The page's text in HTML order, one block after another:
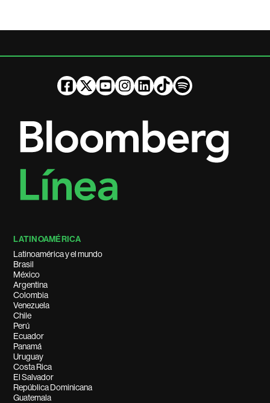
LATINOAMÉRICA
Latinoamérica y el mundo
Brasil
México
Argentina
Colombia
Venezuela
Chile
Perú
Ecuador
Panamá
Uruguay
Costa Rica
El Salvador
República Dominicana
Guatemala